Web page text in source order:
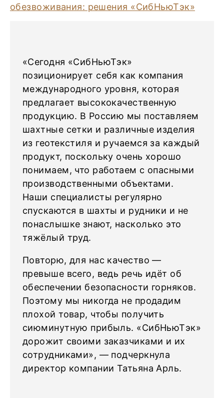
«Сегодня «СибНьюТэк»
позиционирует себя как компания
международного уровня, которая
предлагает высококачественную
продукцию. В Россию мы поставляем
шахтные сетки и различные изделия
из геотекстиля и ручаемся за каждый
продукт, поскольку очень хорошо
понимаем, что работаем с опасными
производственными объектами.
Наши специалисты регулярно
спускаются в шахты и рудники и не
понаслышке знают, насколько это
тяжёлый труд.
Повторю, для нас качество —
превыше всего, ведь речь идёт об
обеспечении безопасности горняков.
Поэтому мы никогда не продадим
плохой товар, чтобы получить
сиюминутную прибыль. «СибНьюТэк»
дорожит своими заказчиками и их
сотрудниками», — подчеркнула
директор компании Татьяна Арль.